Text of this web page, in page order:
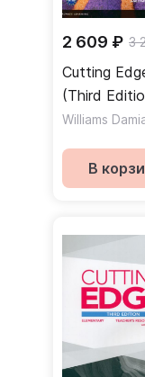
2 609 ₽ 3
Cutting
(Third
Upper-
Workbook
Рабочая
Williams
В